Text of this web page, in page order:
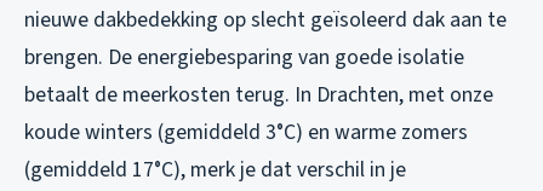
nieuwe dakbedekking op slecht geïsoleerd dak aan te
brengen. De energiebesparing van goede isolatie
betaalt de meerkosten terug. In Drachten, met onze
koude winters (gemiddeld 3°C) en warme zomers
(gemiddeld 17°C), merk je dat verschil in je